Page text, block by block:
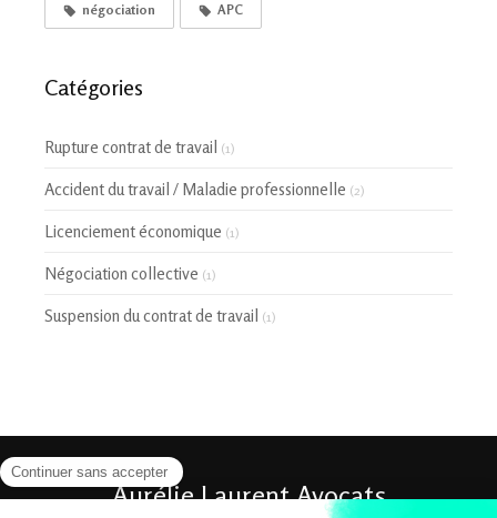
négociation APC
Catégories
Rupture contrat de travail (1)
Accident du travail / Maladie professionnelle (2)
Licenciement économique (1)
Négociation collective (1)
Suspension du contrat de travail (1)
Aurélie Laurent Avocats